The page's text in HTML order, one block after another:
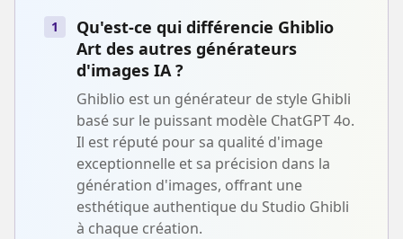
1
Qu'est-ce qui différencie Ghiblio
Art des autres générateurs
d'images IA ?
Ghiblio est un générateur de style Ghibli
basé sur le puissant modèle ChatGPT 4o.
Il est réputé pour sa qualité d'image
exceptionnelle et sa précision dans la
génération d'images, offrant une
esthétique authentique du Studio Ghibli
à chaque création.